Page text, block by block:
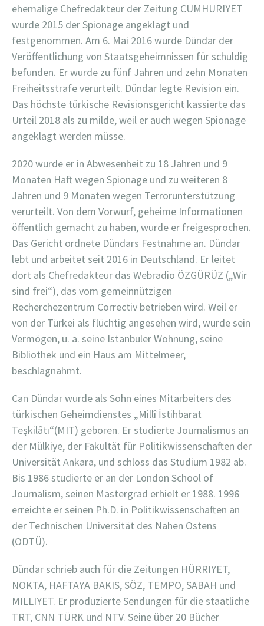
ehemalige Chefredakteur der Zeitung CUMHURIYET
wurde 2015 der Spionage angeklagt und
festgenommen. Am 6. Mai 2016 wurde Dündar der
Veröffentlichung von Staatsgeheimnissen für schuldig
befunden. Er wurde zu fünf Jahren und zehn Monaten
Freiheitsstrafe verurteilt. Dündar legte Revision ein.
Das höchste türkische Revisionsgericht kassierte das
Urteil 2018 als zu milde, weil er auch wegen Spionage
angeklagt werden müsse.
2020 wurde er in Abwesenheit zu 18 Jahren und 9
Monaten Haft wegen Spionage und zu weiteren 8
Jahren und 9 Monaten wegen Terrorunterstützung
verurteilt. Von dem Vorwurf, geheime Informationen
öffentlich gemacht zu haben, wurde er freigesprochen.
Das Gericht ordnete Dündars Festnahme an. Dündar
lebt und arbeitet seit 2016 in Deutschland. Er leitet
dort als Chefredakteur das Webradio ÖZGÜRÜZ („Wir
sind frei“), das vom gemeinnützigen
Recherchezentrum Correctiv betrieben wird. Weil er
von der Türkei als flüchtig angesehen wird, wurde sein
Vermögen, u. a. seine Istanbuler Wohnung, seine
Bibliothek und ein Haus am Mittelmeer,
beschlagnahmt.
Can Dündar wurde als Sohn eines Mitarbeiters des
türkischen Geheimdienstes „Millî İstihbarat
Teşkilâtı“(MIT) geboren. Er studierte Journalismus an
der Mülkiye, der Fakultät für Politikwissenschaften der
Universität Ankara, und schloss das Studium 1982 ab.
Bis 1986 studierte er an der London School of
Journalism, seinen Mastergrad erhielt er 1988. 1996
erreichte er seinen Ph.D. in Politikwissenschaften an
der Technischen Universität des Nahen Ostens
(ODTÜ).
Dündar schrieb auch für die Zeitungen HÜRRIYET,
NOKTA, HAFTAYA BAKIS, SÖZ, TEMPO, SABAH und
MILLIYET. Er produzierte Sendungen für die staatliche
TRT, CNN TÜRK und NTV. Seine über 20 Bücher